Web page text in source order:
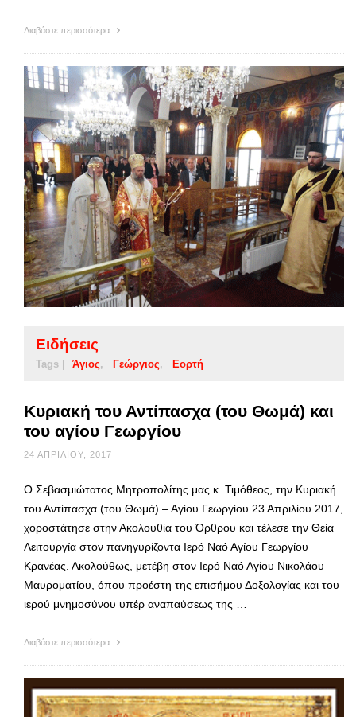
Διαβάστε περισσότερα
Ειδήσεις
Tags | Άγιος Γεώργιος Εορτή
Κυριακή του Αντίπασχα (του Θωμά) και
του αγίου Γεωργίου
24 ΑΠΡΙΛΊΟΥ, 2017
Ο Σεβασμιώτατος Μητροπολίτης μας κ. Τιμόθεος, την Κυριακή
του Αντίπασχα (του Θωμά) – Αγίου Γεωργίου 23 Απριλίου 2017,
χοροστάτησε στην Ακολουθία του Όρθρου και τέλεσε την Θεία
Λειτουργία στον πανηγυρίζοντα Ιερό Ναό Αγίου Γεωργίου
Κρανέας. Ακολούθως, μετέβη στον Ιερό Ναό Αγίου Νικολάου
Μαυροματίου, όπου προέστη της επισήμου Δοξολογίας και του
ιερού μνημοσύνου υπέρ αναπαύσεως της …
Διαβάστε περισσότερα